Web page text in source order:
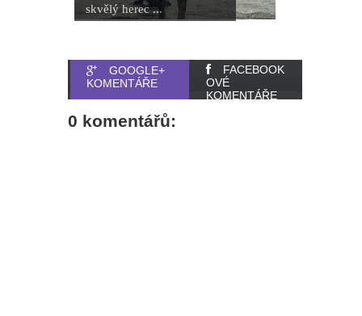
skvělý herec ...
GOOGLE+
KOMENTÁŘE
FACEBOOK
OVÉ
KOMENTÁŘE
0 komentářů: